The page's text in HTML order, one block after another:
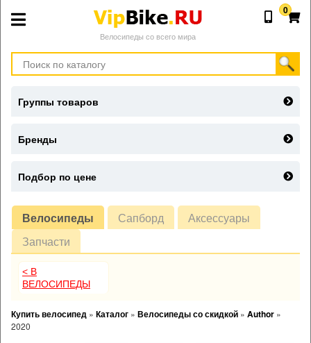
Велосипеды со всего мира
0
Велосипеды Сапборд
Аксессуары
Запчасти
< В
ВЕЛОСИПЕДЫ
Купить велосипед » Каталог » Велосипеды со скидкой » Author »
2020
Группы товаров
Бренды
Подбор по цене